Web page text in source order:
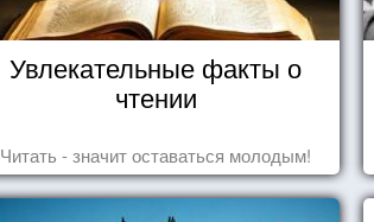
Увлекательные факты о
чтении
Читать - значит оставаться молодым!